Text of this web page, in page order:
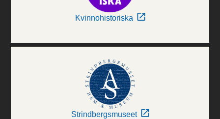
Kvinnohistoriska
Strindbergsmuseet